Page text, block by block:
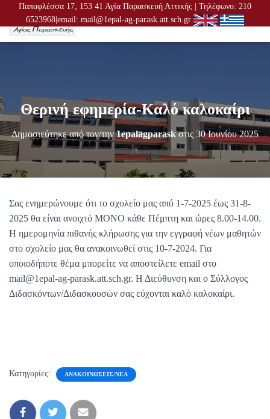
Παπαφλέσσα 17, 153 41 Αγία Παρασκευή Αττικής | Τηλέφωνο: 210
6523968|email: mail@1epal-ag-parask.att.sch.gr
Ν
Ή
Π
Λ
Ο
Η
Σ
Θερινή εφημερία-Καλό καλοκαίρι
Δημοσιεύτηκε από τον/την1epalagparaskστις 30 Ιουνίου 2025
Σας ενημερώνουμε ότι το σχολείο μας από 1-7-2025 έως 31-8-
2025 θα είναι ανοιχτό ΜΟΝΟ κάθε Πέμπτη και ώρες 8.00-14.00.
Η ημερομηνία πιθανής κλήρωσης για την εγγραφή νέων μαθητών
στο σχολείο μας θα ανακοινωθεί στις 10-7-2024. Για
οποιοδήποτε θέμα μπορείτε να αποστείλετε email στο
mail@1epal-ag-parask.att.sch.gr. Η Διεύθυνση και ο Σύλλογος
Διδασκόντων/Διδασκουσών σας εύχονται καλό καλοκαίρι.
Κατηγορίες: ΑΝΑΚΟΙΝΏΣΕΙΣ/ΝΈΑ